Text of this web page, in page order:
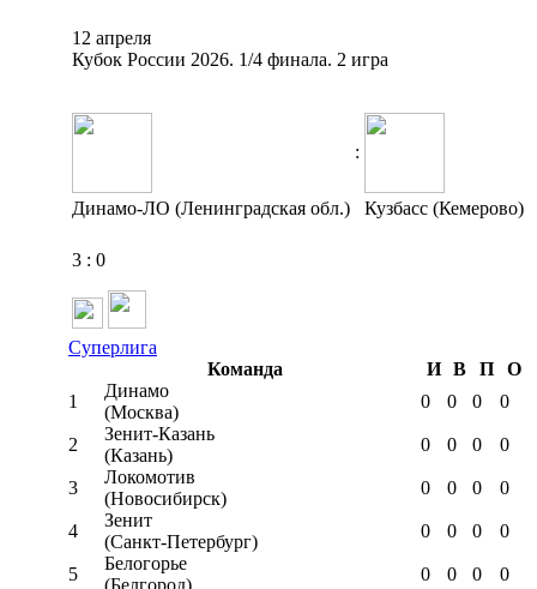
12 апреля
Кубок России 2026. 1/4 финала. 2 игра
:
Динамо-ЛО (Ленинградская обл.) Кузбасс (Кемерово)
3 : 0
Суперлига
Команда
И В П
О
1
Динамо
(Москва)
0 0 0 0
2
Зенит-Казань
(Казань)
0 0 0 0
3
Локомотив
(Новосибирск)
0 0 0 0
4
Зенит
(Санкт-Петербург)
0 0 0 0
5
Белогорье
(Белгород)
0 0 0 0